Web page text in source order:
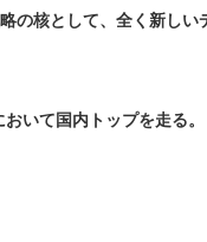
の核として、全く新しい
いて国内トップを走る。